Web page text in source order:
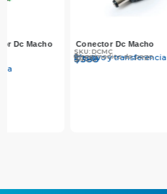
Transformador Fuente 12V 2.5A
Cámara Seguridad CCTV Exterior
SKU: 12V-2.5A-EXT